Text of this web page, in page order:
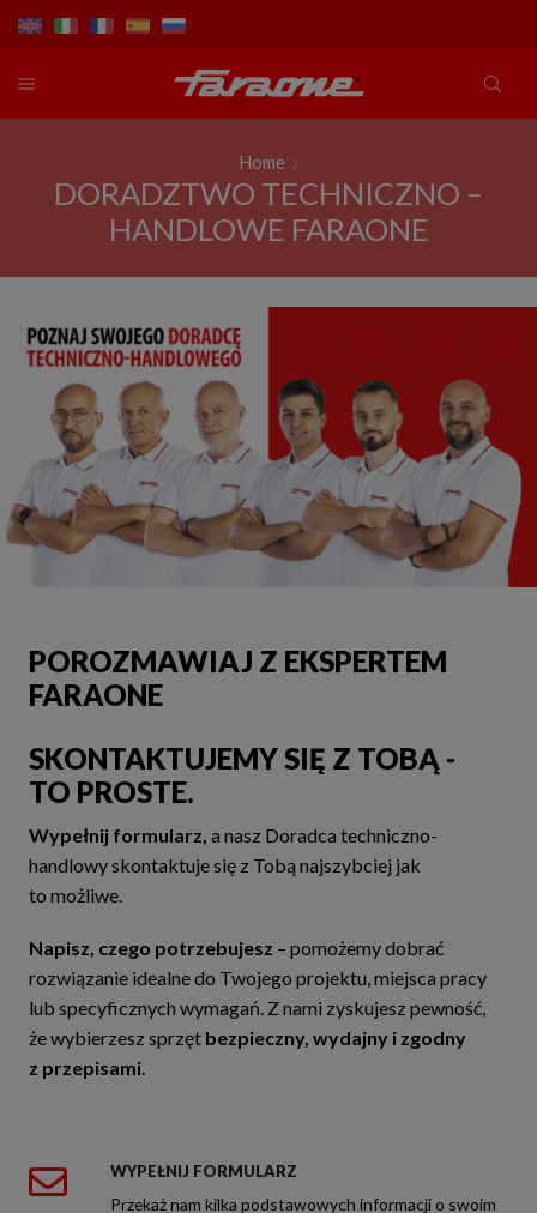
Home
DORADZTWO TECHNICZNO –
HANDLOWE FARAONE
POROZMAWIAJ Z EKSPERTEM
FARAONE
SKONTAKTUJEMY SIĘ Z TOBĄ -
TO PROSTE.
Wypełnij formularz, a nasz Doradca techniczno-
handlowy skontaktuje się z Tobą najszybciej jak
to możliwe.
Napisz, czego potrzebujesz – pomożemy dobrać
rozwiązanie idealne do Twojego projektu, miejsca pracy
lub specyficznych wymagań. Z nami zyskujesz pewność,
że wybierzesz sprzęt bezpieczny, wydajny i zgodny
z przepisami.
WYPEŁNIJ FORMULARZ
Przekaż nam kilka podstawowych informacji o swoim